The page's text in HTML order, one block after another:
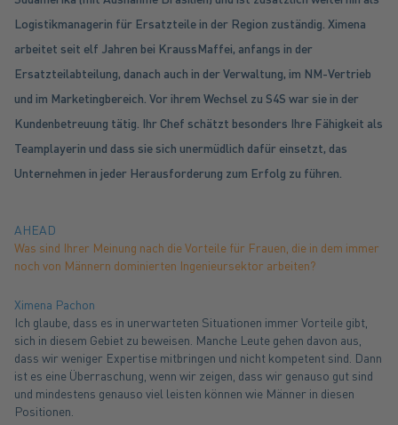
Logistikmanagerin für Ersatzteile in der Region zuständig. Ximena
arbeitet seit elf Jahren bei KraussMaffei, anfangs in der
Ersatzteilabteilung, danach auch in der Verwaltung, im NM-Vertrieb
und im Marketingbereich. Vor ihrem Wechsel zu S4S war sie in der
Kundenbetreuung tätig. Ihr Chef schätzt besonders Ihre Fähigkeit als
Teamplayerin und dass sie sich unermüdlich dafür einsetzt, das
Unternehmen in jeder Herausforderung zum Erfolg zu führen.
AHEAD
Was sind Ihrer Meinung nach die Vorteile für Frauen, die in dem immer
noch von Männern dominierten Ingenieursektor arbeiten?
Ximena Pachon
Ich glaube, dass es in unerwarteten Situationen immer Vorteile gibt,
sich in diesem Gebiet zu beweisen. Manche Leute gehen davon aus,
dass wir weniger Expertise mitbringen und nicht kompetent sind. Dann
ist es eine Überraschung, wenn wir zeigen, dass wir genauso gut sind
und mindestens genauso viel leisten können wie Männer in diesen
Positionen.